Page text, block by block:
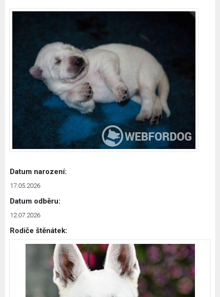
Datum narození:
17.05.2026
Datum odběru:
12.07.2026
Rodiče štěnátek: